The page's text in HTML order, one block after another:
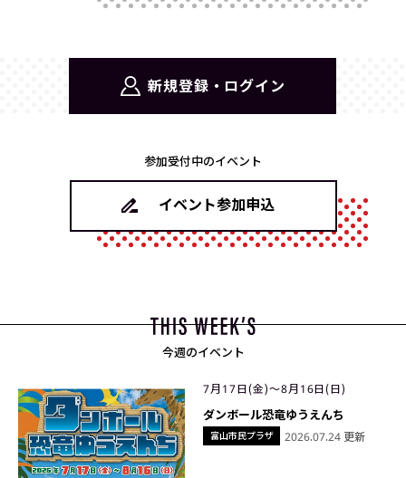
新規登録・ログイン
参加受付中のイベント
イベント参加申込
今週のイベント
富山市民プラザ
7月17日(金)〜8月16日(日)
ダンボール恐竜ゆうえんち
2026.07.24 更新